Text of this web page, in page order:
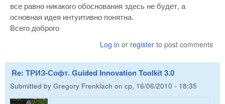
все равно никакого обоснования здесь не будет, а
основная идея интуитивно понятна.
Всего доброго
Log in or register to post comments
Re: ТРИЗ-Софт. Guided Innovation Toolkit 3.0
Submitted by Gregory Frenklach on ср, 16/06/2010 - 18:35